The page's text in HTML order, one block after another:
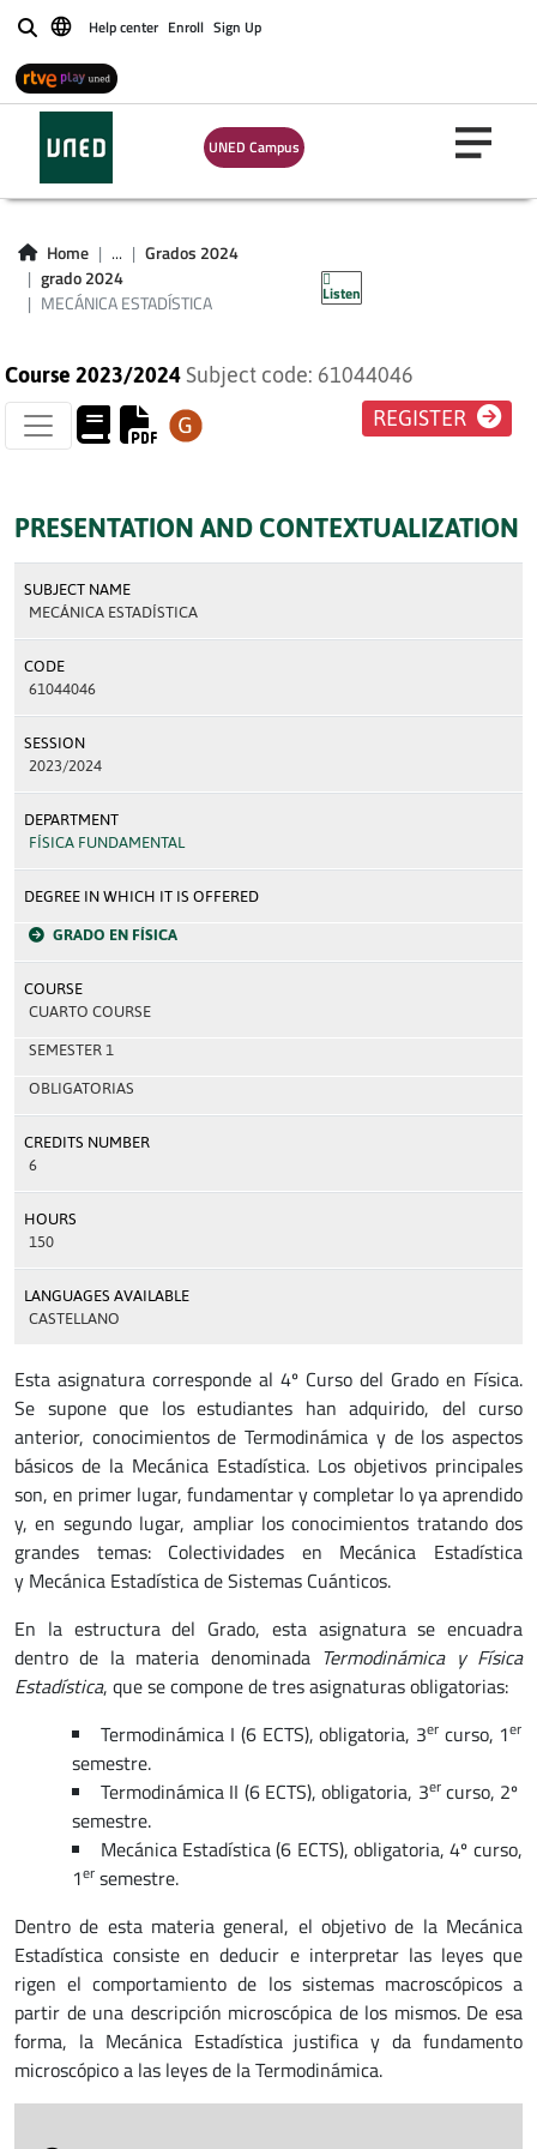
BuscarHelp center Enroll Sign Up
UNED Campus
Home ...
Grados 2024
grado 2024
MECÁNICA ESTADÍSTICA
Listen
MECÁNICA
ESTADÍSTICA
Course 2023/2024 Subject code: 61044046
REGISTER
PRESENTATION AND CONTEXTUALIZATION
SUBJECT NAME
MECÁNICA ESTADÍSTICA
CODE
61044046
SESSION
2023/2024
DEPARTMENT
FÍSICA FUNDAMENTAL
DEGREE IN WHICH IT IS OFFERED
GRADO EN FÍSICA
COURSE
CUARTO COURSE
SEMESTER 1
OBLIGATORIAS
CREDITS NUMBER
6
HOURS
150
LANGUAGES AVAILABLE
CASTELLANO
Esta asignatura corresponde al 4º Curso del Grado en Física.
Se supone que los estudiantes han adquirido, del curso
anterior, conocimientos de Termodinámica y de los aspectos
básicos de la Mecánica Estadística. Los objetivos principales
son, en primer lugar, fundamentar y completar lo ya aprendido
y, en segundo lugar, ampliar los conocimientos tratando dos
grandes temas: Colectividades en Mecánica Estadística
y Mecánica Estadística de Sistemas Cuánticos.
En la estructura del Grado, esta asignatura se encuadra
dentro de la materia denominada Termodinámica y Física
Estadística, que se compone de tres asignaturas obligatorias:
Termodinámica I (6 ECTS), obligatoria, 3ercurso, 1er
semestre.
Termodinámica II (6 ECTS), obligatoria, 3ercurso, 2º
semestre.
Mecánica Estadística (6 ECTS), obligatoria, 4º curso,
1er semestre.
Dentro de esta materia general, el objetivo de la Mecánica
Estadística consiste en deducir e interpretar las leyes que
rigen el comportamiento de los sistemas macroscópicos a
partir de una descripción microscópica de los mismos. De esa
forma, la Mecánica Estadística justifica y da fundamento
microscópico a las leyes de la Termodinámica.